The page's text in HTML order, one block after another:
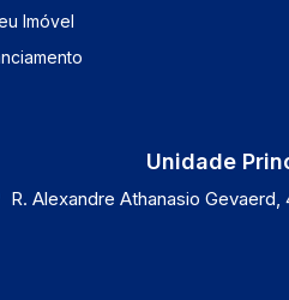
Imóvel
Unidade
R. Alexandre Athanasio